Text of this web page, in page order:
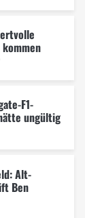
F1-
ungültig
Alt-
Ben